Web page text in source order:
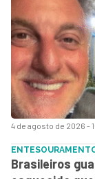
4 de agosto de 2026 -
Brasileiros